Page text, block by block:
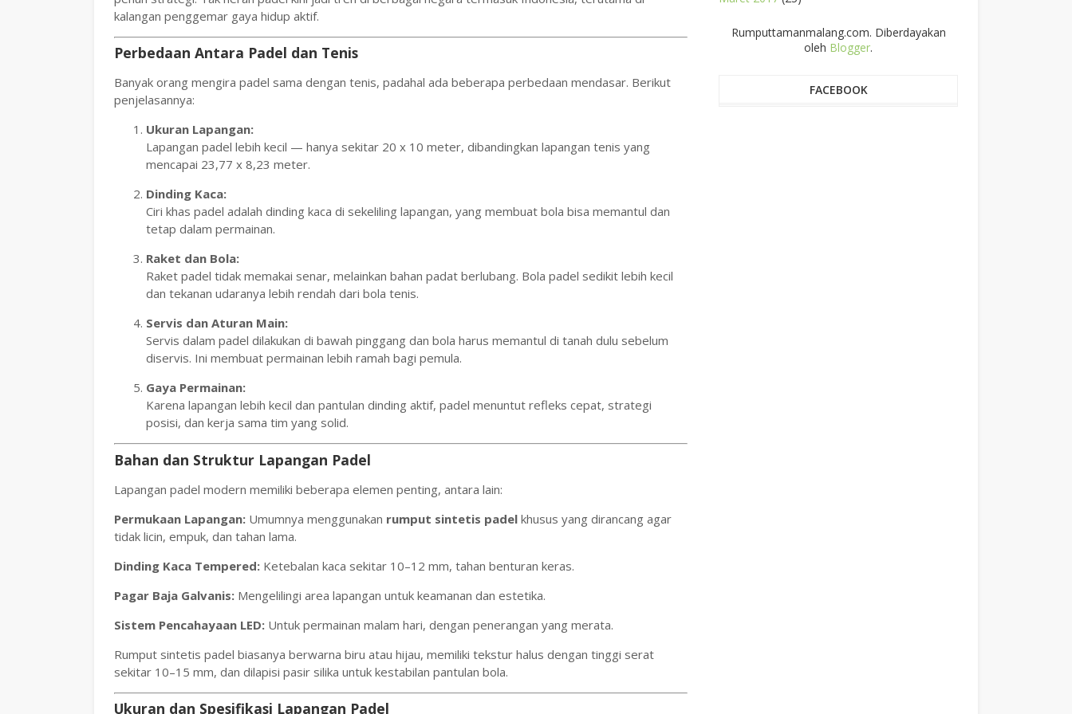
kalangan penggemar gaya hidup aktif.
Perbedaan Antara Padel dan Tenis
Banyak orang mengira padel sama dengan tenis, padahal ada beberapa perbedaan mendasar. Berikut
penjelasannya:
Ukuran Lapangan:
Lapangan padel lebih kecil — hanya sekitar 20 x 10 meter, dibandingkan lapangan tenis yang
mencapai 23,77 x 8,23 meter.
Dinding Kaca:
Ciri khas padel adalah dinding kaca di sekeliling lapangan, yang membuat bola bisa memantul dan
tetap dalam permainan.
Raket dan Bola:
Raket padel tidak memakai senar, melainkan bahan padat berlubang. Bola padel sedikit lebih kecil
dan tekanan udaranya lebih rendah dari bola tenis.
Servis dan Aturan Main:
Servis dalam padel dilakukan di bawah pinggang dan bola harus memantul di tanah dulu sebelum
diservis. Ini membuat permainan lebih ramah bagi pemula.
Gaya Permainan:
Karena lapangan lebih kecil dan pantulan dinding aktif, padel menuntut refleks cepat, strategi
posisi, dan kerja sama tim yang solid.
Bahan dan Struktur Lapangan Padel
Lapangan padel modern memiliki beberapa elemen penting, antara lain:
Permukaan Lapangan: Umumnya menggunakan rumput sintetis padel khusus yang dirancang agar
tidak licin, empuk, dan tahan lama.
Dinding Kaca Tempered: Ketebalan kaca sekitar 10–12 mm, tahan benturan keras.
Pagar Baja Galvanis: Mengelilingi area lapangan untuk keamanan dan estetika.
Sistem Pencahayaan LED: Untuk permainan malam hari, dengan penerangan yang merata.
Rumput sintetis padel biasanya berwarna biru atau hijau, memiliki tekstur halus dengan tinggi serat
sekitar 10–15 mm, dan dilapisi pasir silika untuk kestabilan pantulan bola.
Ukuran dan Spesifikasi Lapangan Padel
Rumputtamanmalang.com. Diberdayakan
oleh Blogger.
FACEBOOK